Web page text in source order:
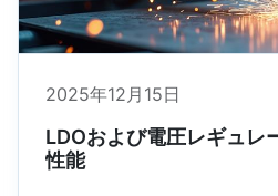
2025年12月15日
LDOおよび電圧レギュレ
性能